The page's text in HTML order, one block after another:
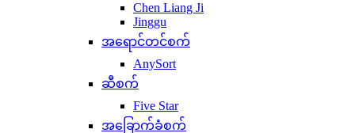
Chen Liang Ji
Jinggu
အရောင်တင်စက်
AnySort
ဆီစက်
Five Star
အခြောက်ခံစက်